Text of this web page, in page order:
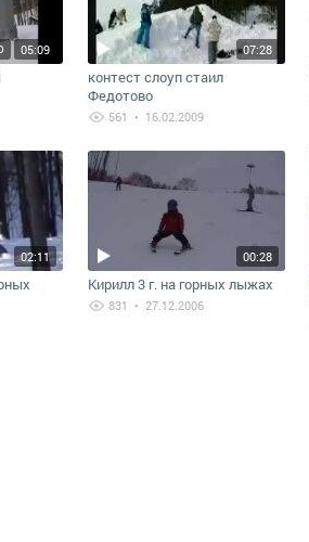
05:09 07:28
контест слоуп стаил
Федотово
561 • 16.02.2009
02:11 00:28
Кирилл 3 г. на горных лыжах
831 • 27.12.2006